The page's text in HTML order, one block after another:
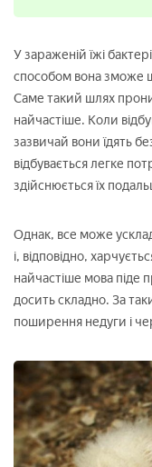
У зараженій їжі
способом вона зможе
Саме такий шлях
найчастіше. Коли
зазвичай вони їдять
відбувається легке
здійснюється їх
Однак, все може
і, відповідно,
найчастіше мова піде
досить складно. За
поширення недуги і